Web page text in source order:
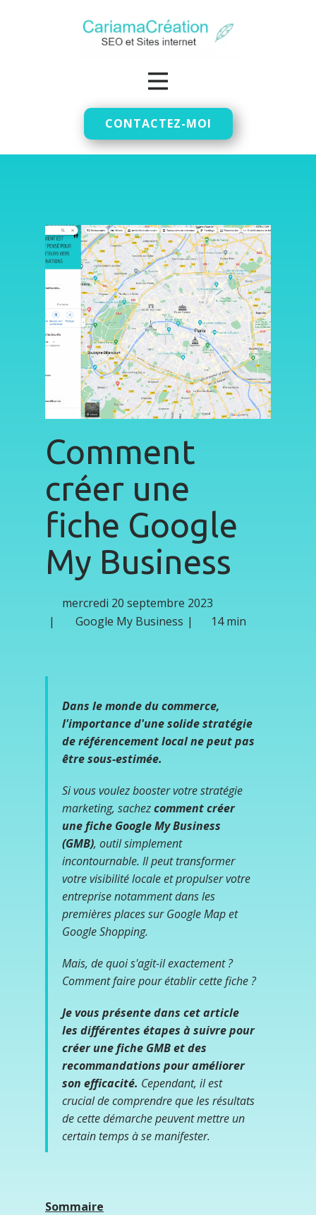
CONTACTEZ-MOI
Comment
créer une
fiche Google
My Business
mercredi 20 septembre 2023
Google My Business
14 min
Dans le monde du commerce,
l'importance d'une solide stratégie
de référencement local ne peut pas
être sous-estimée.
Si vous voulez booster votre stratégie
marketing, sachezcomment créer
une fiche Google My Business
(GMB), outil simplement
incontournable. Il peut transformer
votre visibilité locale et propulser votre
entreprise notamment dans les
premières places sur Google Map et
Google Shopping.
Mais, de quoi s'agit-il exactement ?
Comment faire pour établir cette fiche ?
Je vous présente dans cet article
les différentes étapes à suivre pour
créer une fiche GMB et des
recommandations pour améliorer
son efficacité. Cependant, il est
crucial de comprendre que les résultats
de cette démarche peuvent mettre un
certain temps à se manifester.
Sommaire